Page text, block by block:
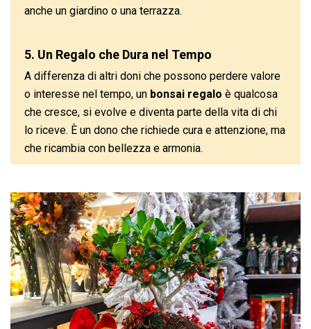
anche un giardino o una terrazza.
5. Un Regalo che Dura nel Tempo
A differenza di altri doni che possono perdere valore
o interesse nel tempo, un bonsai regalo è qualcosa
che cresce, si evolve e diventa parte della vita di chi
lo riceve. È un dono che richiede cura e attenzione, ma
che ricambia con bellezza e armonia.